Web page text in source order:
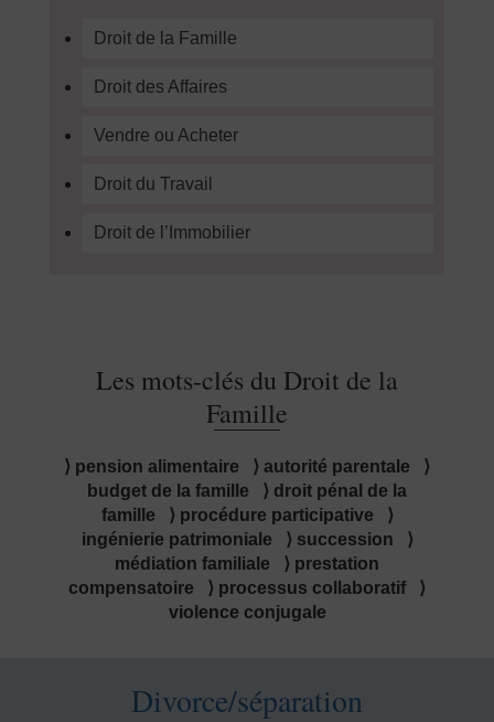
Droit de la Famille
Droit des Affaires
Vendre ou Acheter
Droit du Travail
Droit de l’Immobilier
Les mots-clés du Droit de la
Famille
⟩ pension alimentaire ⟩ autorité parentale ⟩
budget de la famille ⟩ droit pénal de la
famille ⟩ procédure participative ⟩
ingénierie patrimoniale ⟩ succession ⟩
médiation familiale ⟩ prestation
compensatoire ⟩ processus collaboratif ⟩
violence conjugale
Divorce/séparation